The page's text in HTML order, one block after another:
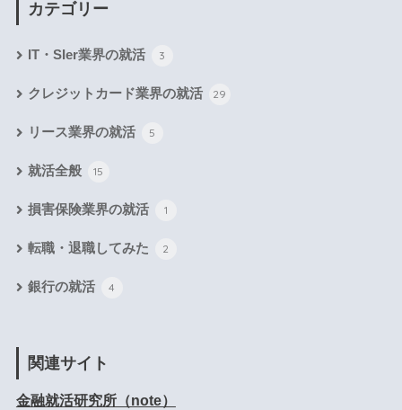
カテゴリー
IT・SIer業界の就活 3
クレジットカード業界の就活 29
リース業界の就活 5
就活全般 15
損害保険業界の就活 1
転職・退職してみた 2
銀行の就活 4
関連サイト
金融就活研究所（note）